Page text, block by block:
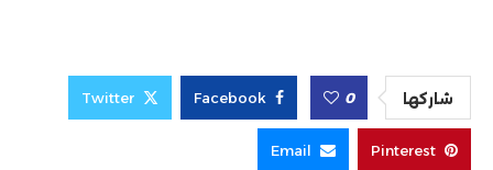
شاركها 0
Facebook
Twitter
Pinterest
Email